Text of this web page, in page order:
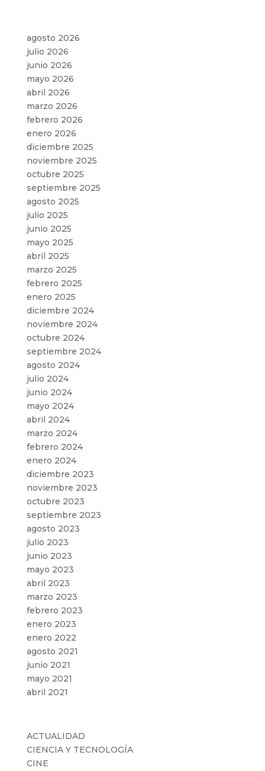
agosto 2026
julio 2026
junio 2026
mayo 2026
abril 2026
marzo 2026
febrero 2026
enero 2026
diciembre 2025
noviembre 2025
octubre 2025
septiembre 2025
agosto 2025
julio 2025
junio 2025
mayo 2025
abril 2025
marzo 2025
febrero 2025
enero 2025
diciembre 2024
noviembre 2024
octubre 2024
septiembre 2024
agosto 2024
julio 2024
junio 2024
mayo 2024
abril 2024
marzo 2024
febrero 2024
enero 2024
diciembre 2023
noviembre 2023
octubre 2023
septiembre 2023
agosto 2023
julio 2023
junio 2023
mayo 2023
abril 2023
marzo 2023
febrero 2023
enero 2023
enero 2022
agosto 2021
junio 2021
mayo 2021
abril 2021
ACTUALIDAD
CIENCIA Y TECNOLOGÍA
CINE